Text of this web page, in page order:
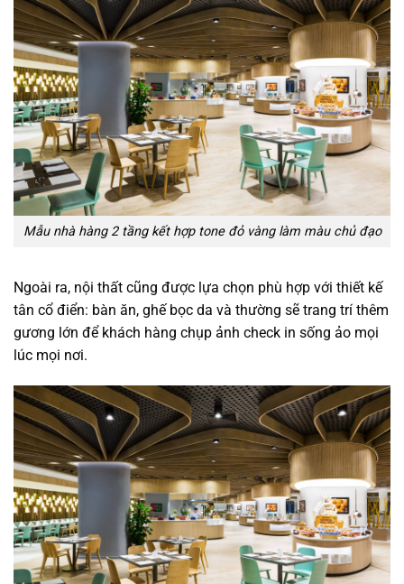
Mẫu nhà hàng 2 tầng kết hợp tone đỏ vàng làm màu chủ đạo
Ngoài ra, nội thất cũng được lựa chọn phù hợp với thiết kế
tân cổ điển: bàn ăn, ghế bọc da và thường sẽ trang trí thêm
gương lớn để khách hàng chụp ảnh check in sống ảo mọi
lúc mọi nơi.